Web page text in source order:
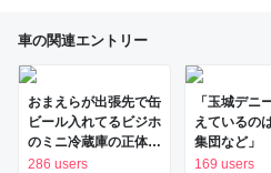
車の関連エントリー
おまえらが出張先で缶
ビール入れてるビジホ
のミニ冷蔵庫の正体に
ついて
286 users
「玉城デニ
えているの
集団など」
の発言に、
169 users